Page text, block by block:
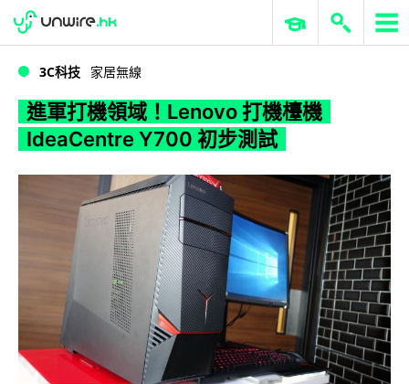
WWDC 2026 ERP 與商業 AI
3C科技 家居無線
進軍打機領域！Lenovo 打機檯機
IdeaCentre Y700 初步測試